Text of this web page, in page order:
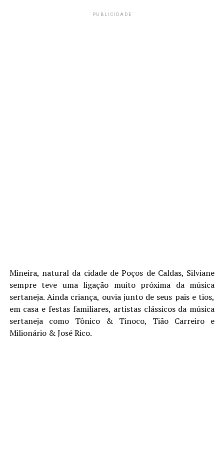
PUBLICIDADE
Mineira, natural da cidade de Poços de Caldas, Silviane
sempre teve uma ligação muito próxima da música
sertaneja. Ainda criança, ouvia junto de seus pais e tios,
em casa e festas familiares, artistas clássicos da música
sertaneja como Tônico & Tinoco, Tião Carreiro e
Milionário & José Rico.